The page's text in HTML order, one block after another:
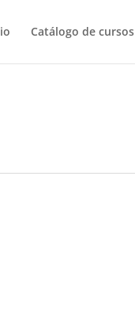
Catálogo de cursos